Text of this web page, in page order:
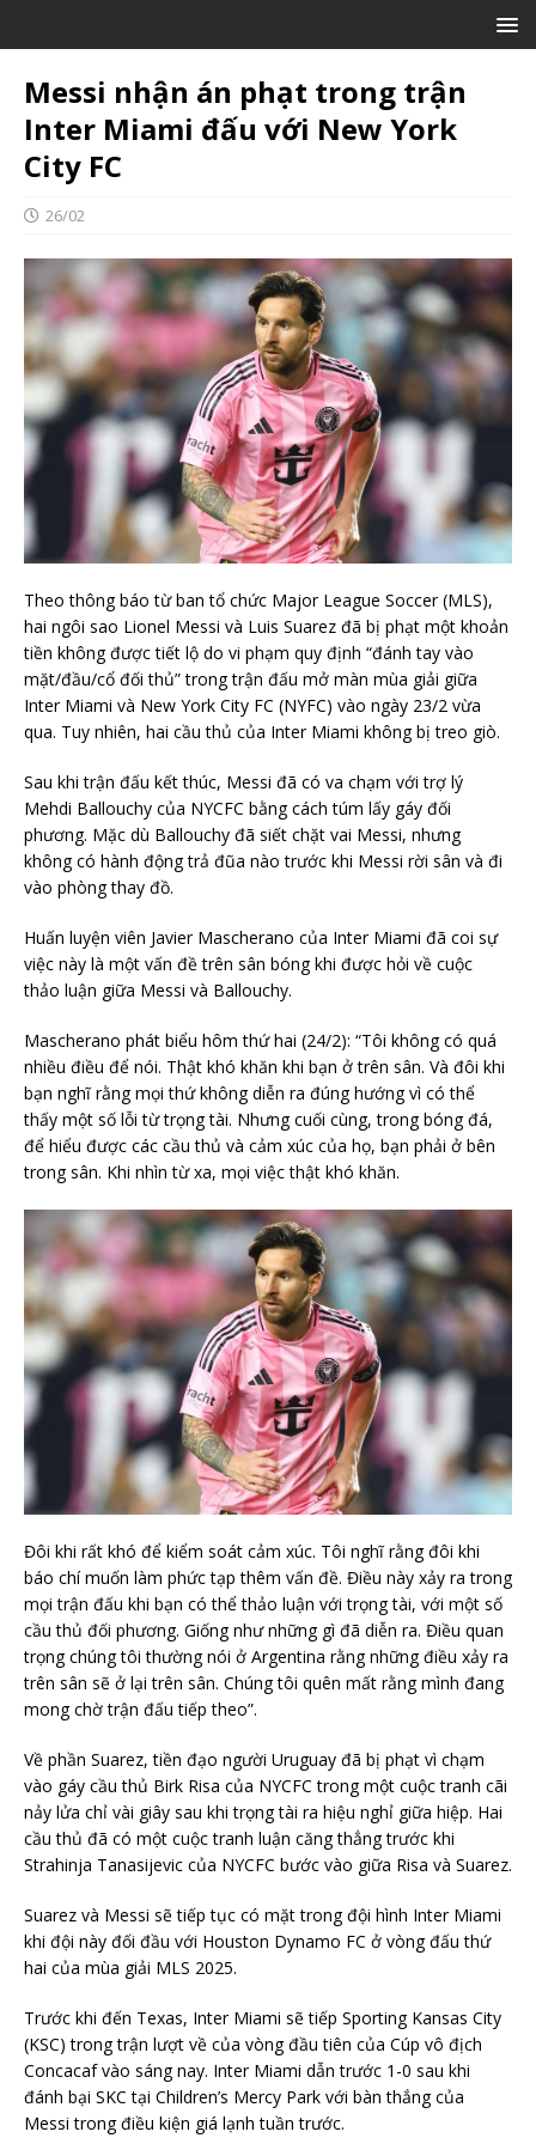
Messi nhận án phạt trong trận
Inter Miami đấu với New York
City FC
26/02
Theo thông báo từ ban tổ chức Major League Soccer (MLS),
hai ngôi sao Lionel Messi và Luis Suarez đã bị phạt một khoản
tiền không được tiết lộ do vi phạm quy định “đánh tay vào
mặt/đầu/cổ đối thủ” trong trận đấu mở màn mùa giải giữa
Inter Miami và New York City FC (NYFC) vào ngày 23/2 vừa
qua. Tuy nhiên, hai cầu thủ của Inter Miami không bị treo giò.
Sau khi trận đấu kết thúc, Messi đã có va chạm với trợ lý
Mehdi Ballouchy của NYCFC bằng cách túm lấy gáy đối
phương. Mặc dù Ballouchy đã siết chặt vai Messi, nhưng
không có hành động trả đũa nào trước khi Messi rời sân và đi
vào phòng thay đồ.
Huấn luyện viên Javier Mascherano của Inter Miami đã coi sự
việc này là một vấn đề trên sân bóng khi được hỏi về cuộc
thảo luận giữa Messi và Ballouchy.
Mascherano phát biểu hôm thứ hai (24/2): “Tôi không có quá
nhiều điều để nói. Thật khó khăn khi bạn ở trên sân. Và đôi khi
bạn nghĩ rằng mọi thứ không diễn ra đúng hướng vì có thể
thấy một số lỗi từ trọng tài. Nhưng cuối cùng, trong bóng đá,
để hiểu được các cầu thủ và cảm xúc của họ, bạn phải ở bên
trong sân. Khi nhìn từ xa, mọi việc thật khó khăn.
Đôi khi rất khó để kiểm soát cảm xúc. Tôi nghĩ rằng đôi khi
báo chí muốn làm phức tạp thêm vấn đề. Điều này xảy ra trong
mọi trận đấu khi bạn có thể thảo luận với trọng tài, với một số
cầu thủ đối phương. Giống như những gì đã diễn ra. Điều quan
trọng chúng tôi thường nói ở Argentina rằng những điều xảy ra
trên sân sẽ ở lại trên sân. Chúng tôi quên mất rằng mình đang
mong chờ trận đấu tiếp theo”.
Về phần Suarez, tiền đạo người Uruguay đã bị phạt vì chạm
vào gáy cầu thủ Birk Risa của NYCFC trong một cuộc tranh cãi
nảy lửa chỉ vài giây sau khi trọng tài ra hiệu nghỉ giữa hiệp. Hai
cầu thủ đã có một cuộc tranh luận căng thẳng trước khi
Strahinja Tanasijevic của NYCFC bước vào giữa Risa và Suarez.
Suarez và Messi sẽ tiếp tục có mặt trong đội hình Inter Miami
khi đội này đối đầu với Houston Dynamo FC ở vòng đấu thứ
hai của mùa giải MLS 2025.
Trước khi đến Texas, Inter Miami sẽ tiếp Sporting Kansas City
(KSC) trong trận lượt về của vòng đầu tiên của Cúp vô địch
Concacaf vào sáng nay. Inter Miami dẫn trước 1-0 sau khi
đánh bại SKC tại Children’s Mercy Park với bàn thắng của
Messi trong điều kiện giá lạnh tuần trước.